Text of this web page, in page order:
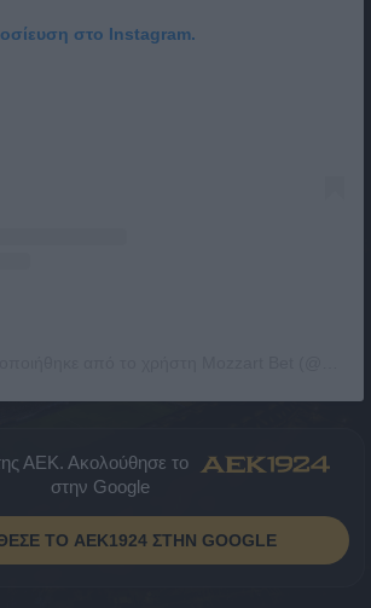
στο Instagram.
ΑΕΚ. Ακολούθησε το
στην Google
ΤΟ AEK1924 ΣΤΗΝ GOOGLE